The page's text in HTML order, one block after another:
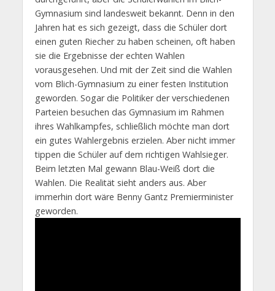
Gymnasium sind landesweit bekannt. Denn in den
Jahren hat es sich gezeigt, dass die Schüler dort
einen guten Riecher zu haben scheinen, oft haben
sie die Ergebnisse der echten Wahlen
vorausgesehen. Und mit der Zeit sind die Wahlen
vom Blich-Gymnasium zu einer festen Institution
geworden. Sogar die Politiker der verschiedenen
Parteien besuchen das Gymnasium im Rahmen
ihres Wahlkampfes, schließlich möchte man dort
ein gutes Wahlergebnis erzielen. Aber nicht immer
tippen die Schüler auf dem richtigen Wahlsieger.
Beim letzten Mal gewann Blau-Weiß dort die
Wahlen. Die Realität sieht anders aus. Aber
immerhin dort wäre Benny Gantz Premierminister
geworden.